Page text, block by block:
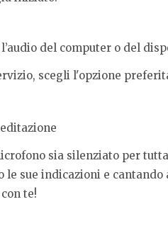
del computer o del
scegli l'opzione
sia silenziato per
le sue indicazioni e
te!